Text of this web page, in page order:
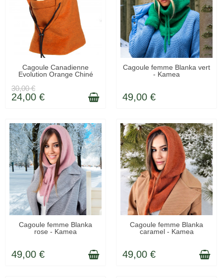
LIVRÉ SOUS 48H
Cagoule Canadienne
Evolution Orange Chiné
30,00 €
24,00 €
RUPTURE DE STOCK
Cagoule femme Blanka vert
- Kamea
49,00 €
LIVRAISON 48H
Cagoule femme Blanka
rose - Kamea
49,00 €
LIVRAISON 48H
Cagoule femme Blanka
caramel - Kamea
49,00 €